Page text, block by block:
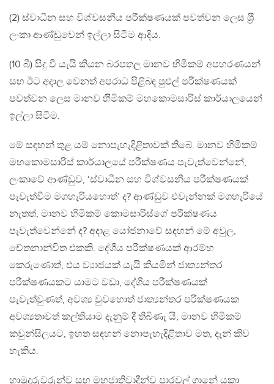
(2) ස්වාධීන සහ විශ්වසනීය පරීක්ෂණයක් පවත්වන ලෙස ශ‍්‍රී
ලංකා ආණ්ඩුවෙන් ඉල්ලා සිටීම ආදිය.
(10 බී) සිදු වී යැයි කියන බරපතල මානව හිමිකම් අපහරණයන්
සහ ඊට අදාල වෙනත් අපරාධ පිළිබඳ පුළුල් පරීක්ෂණයක්
පවත්වන ලෙස මානව හිිමිකම් මහකොමසාරිස් කාර්යාලයෙන්
ඉල්ලා සිටීම.
මේ සඳහන් තුළ යම් නොපැහැදිළිතාවක් තිබේ. මානව හිමිකම්
මහකොමසාරිස් කාර්යාලයේ පරීක්ෂණය පැවැත්වෙන්නේ,
ලංකාවේ ආණ්ඩුව, ‘ස්වාධීන සහ විශ්වසනීය පරීක්ෂණයක්
පැවැත්වීම මගහැරියහොත්’ ද? ආණ්ඩුව එවැන්නක් මගහැරියේ
නැතත්, මානව හිමිකම් කොමසාරිස්ගේ පරීක්ෂණය
පැවැත්වෙන්නේ ද? අදාළ යෝජනාවේ සඳහන් මේ අවුල,
චේතනාන්විත එකකි. දේශීය පරීක්ෂණයක් ආරම්භ
කෙරුණොත්, එය ව්‍යාජයක් යැයි කියමින් ජාත්‍යන්තර
පරීක්ෂණයකට යාමට වඩා, දේශීය පරීක්ෂණයක්
පැවැත්වුණත්, අවශ්‍ය වුවහොත් ජාත්‍යන්තර පරීක්ෂණයක
අවශ්‍යතාවත් කල්තියාම දැනුම් දී තිබිණැ යි, මානව හිමිකම්
කවුන්සිලයට, ඉහත සඳහන් නොපැහැදිළිතාව මත, දැන් කිව
හැකිය.
හාමුදුරුවරුන්ව සහ මහජාතිවාදීන්ව පාරවල් ගානේ යකා